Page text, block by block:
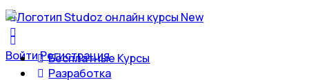
ВойтиРегистрация
Бесплатные Курсы
Разработка